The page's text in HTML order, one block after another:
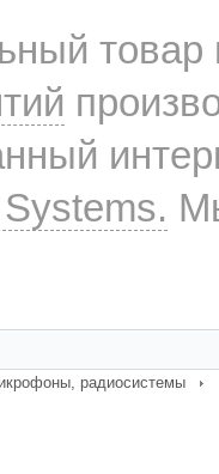
радиосистемы